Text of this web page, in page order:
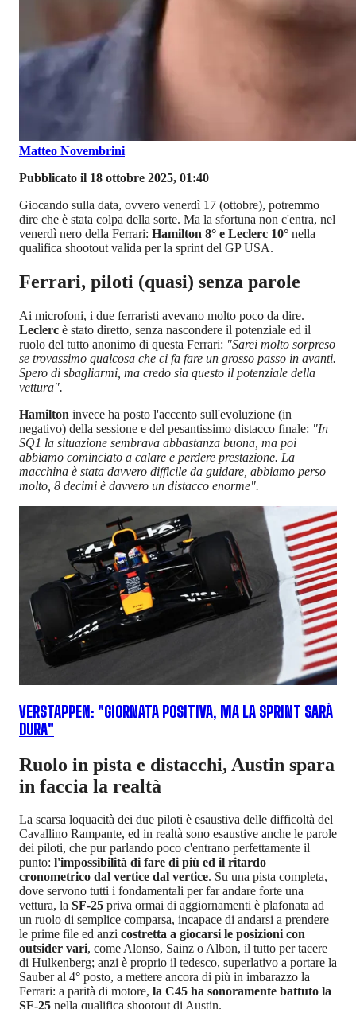
Matteo Novembrini
Pubblicato il 18 ottobre 2025, 01:40
Giocando sulla data, ovvero venerdì 17 (ottobre), potremmo
dire che è stata colpa della sorte. Ma la sfortuna non c'entra, nel
venerdì nero della Ferrari: Hamilton 8° e Leclerc 10° nella
qualifica shootout valida per la sprint del GP USA.
Ferrari, piloti (quasi) senza parole
Ai microfoni, i due ferraristi avevano molto poco da dire.
Leclerc è stato diretto, senza nascondere il potenziale ed il
ruolo del tutto anonimo di questa Ferrari: "Sarei molto sorpreso
se trovassimo qualcosa che ci fa fare un grosso passo in avanti.
Spero di sbagliarmi, ma credo sia questo il potenziale della
vettura".
Hamilton invece ha posto l'accento sull'evoluzione (in
negativo) della sessione e del pesantissimo distacco finale: "In
SQ1 la situazione sembrava abbastanza buona, ma poi
abbiamo cominciato a calare e perdere prestazione. La
macchina è stata davvero difficile da guidare, abbiamo perso
molto, 8 decimi è davvero un distacco enorme".
VERSTAPPEN: "GIORNATA POSITIVA, MA LA SPRINT SARÀ
DURA"
Ruolo in pista e distacchi, Austin spara
in faccia la realtà
La scarsa loquacità dei due piloti è esaustiva delle difficoltà del
Cavallino Rampante, ed in realtà sono esaustive anche le parole
dei piloti, che pur parlando poco c'entrano perfettamente il
punto: l'impossibilità di fare di più ed il ritardo
cronometrico dal vertice dal vertice. Su una pista completa,
dove servono tutti i fondamentali per far andare forte una
vettura, la SF-25 priva ormai di aggiornamenti è plafonata ad
un ruolo di semplice comparsa, incapace di andarsi a prendere
le prime file ed anzi costretta a giocarsi le posizioni con
outsider vari, come Alonso, Sainz o Albon, il tutto per tacere
di Hulkenberg; anzi è proprio il tedesco, superlativo a portare la
Sauber al 4° posto, a mettere ancora di più in imbarazzo la
Ferrari: a parità di motore, la C45 ha sonoramente battuto la
SF-25 nella qualifica shootout di Austin.